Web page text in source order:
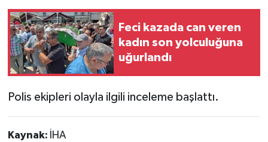
Feci kazada can veren
kadın son yolculuğuna
uğurlandı
Polis ekipleri olayla ilgili inceleme başlattı.
Kaynak: İHA